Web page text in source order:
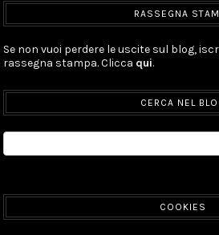
RASSEGNA
Se non vuoi perdere le uscite sul blog,
rassegna stampa. Clicca qui.
CERCA NEL
COOKIES